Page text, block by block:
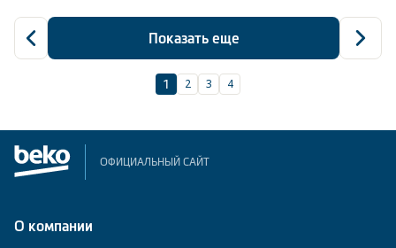
Показать еще
1 2 3 4
ОФИЦИАЛЬНЫЙ САЙТ
О компании